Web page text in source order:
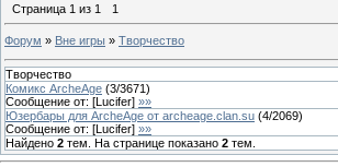
Страница 1 из 1 1
Форум » Вне игры » Творчество
Творчество
Комикс ArcheAge (3/3671)
Сообщение от: [Lucifer] »»
Юзербары для ArcheAge от archeage.clan.su (4/2069)
Сообщение от: [Lucifer] »»
Найдено 2 тем. На странице показано 2 тем.